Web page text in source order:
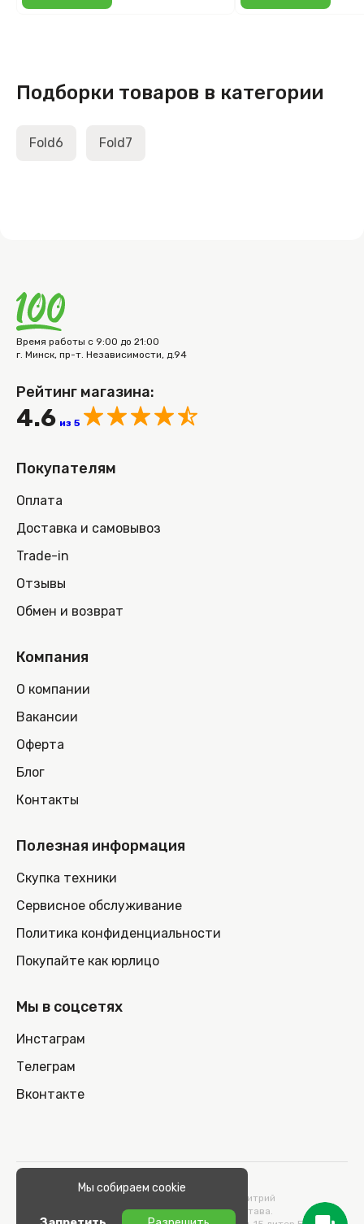
Подборки товаров в категории
Fold6 Fold7
Время работы с 9:00 до 21:00
г. Минск, пр-т. Независимости, д.94
Рейтинг магазина:
4.6 из 5
Покупателям
Оплата
Доставка и самовывоз
Trade-in
Отзывы
Обмен и возврат
Компания
О компании
Вакансии
Оферта
Блог
Контакты
Полезная информация
Скупка техники
Сервисное обслуживание
Политика конфиденциальности
Покупайте как юрлицо
Мы в соцсетях
Инстаграм
Телеграм
Вконтакте
© 2026 100nout.by,
ООО «СТОНОУТБУКОВ» Директор Метельский Дмитрий
Константинович, действующий на основании Устава.
Мы собираем cookie